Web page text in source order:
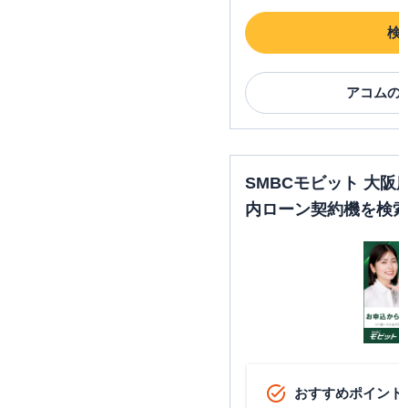
アコム
SMBCモビット 大
内ローン契約機を検
おすすめポイン